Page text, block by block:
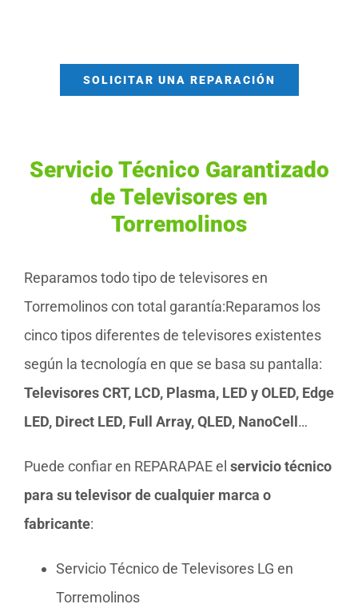
SOLICITAR UNA REPARACIÓN
Servicio Técnico Garantizado
de Televisores en
Torremolinos
Reparamos todo tipo de televisores en
Torremolinos con total garantía:Reparamos los
cinco tipos diferentes de televisores existentes
según la tecnología en que se basa su pantalla:
Televisores CRT, LCD, Plasma, LED y OLED, Edge
LED, Direct LED, Full Array, QLED, NanoCell…
Puede confiar en REPARAPAE el servicio técnico
para su televisor de cualquier marca o
fabricante:
Servicio Técnico de Televisores LG en
Torremolinos